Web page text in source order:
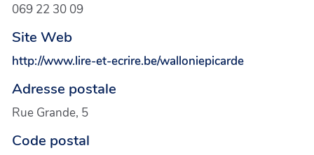
069 22 30 09
Site Web
http://www.lire-et-ecrire.be/walloniepicarde
Adresse postale
Rue Grande, 5
Code postal